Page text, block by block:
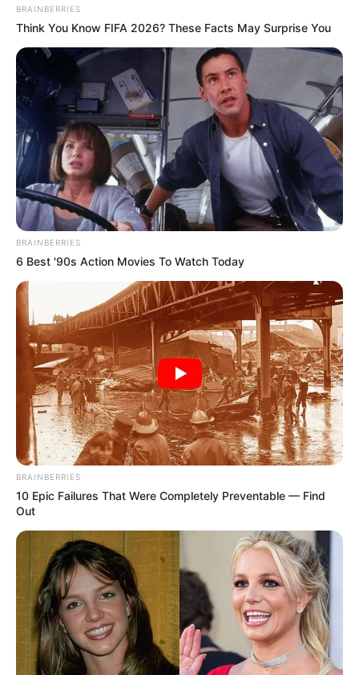
BRAINBERRIES
Think You Know FIFA 2026? These Facts May Surprise You
BRAINBERRIES
6 Best '90s Action Movies To Watch Today
BRAINBERRIES
10 Epic Failures That Were Completely Preventable — Find
Out